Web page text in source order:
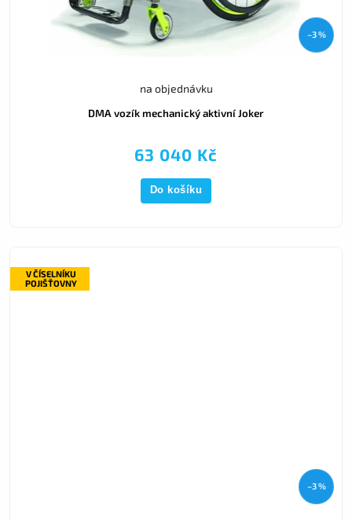
–3 %
DMA vozík mechanický aktivní Joker
na objednávku
63 040 Kč
Do košíku
V ČÍSELNÍKU
POJIŠŤOVNY
–3 %